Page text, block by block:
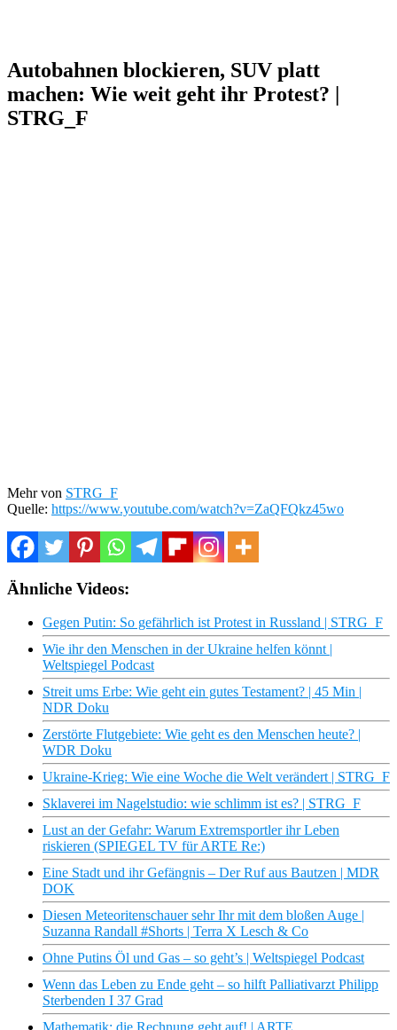
Autobahnen blockieren, SUV platt
machen: Wie weit geht ihr Protest? |
STRG_F
Mehr von STRG_F
Quelle: https://www.youtube.com/watch?v=ZaQFQkz45wo
Ähnliche Videos:
Gegen Putin: So gefährlich ist Protest in Russland | STRG_F
Wie ihr den Menschen in der Ukraine helfen könnt |
Weltspiegel Podcast
Streit ums Erbe: Wie geht ein gutes Testament? | 45 Min |
NDR Doku
Zerstörte Flutgebiete: Wie geht es den Menschen heute? |
WDR Doku
Ukraine-Krieg: Wie eine Woche die Welt verändert | STRG_F
Sklaverei im Nagelstudio: wie schlimm ist es? | STRG_F
Lust an der Gefahr: Warum Extremsportler ihr Leben
riskieren (SPIEGEL TV für ARTE Re:)
Eine Stadt und ihr Gefängnis – Der Ruf aus Bautzen | MDR
DOK
Diesen Meteoritenschauer sehr Ihr mit dem bloßen Auge |
Suzanna Randall #Shorts | Terra X Lesch & Co
Ohne Putins Öl und Gas – so geht’s | Weltspiegel Podcast
Wenn das Leben zu Ende geht – so hilft Palliativarzt Philipp
Sterbenden I 37 Grad